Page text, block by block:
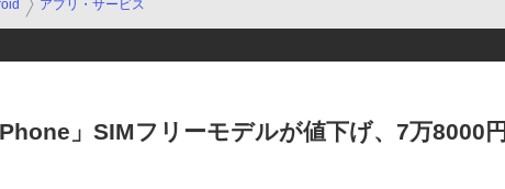
アプリ・サービス
Phone」SIMフリーモデルが値下げ、7万8000円